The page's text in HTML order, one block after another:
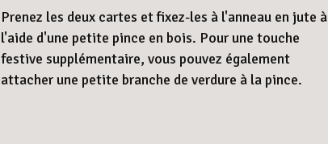
Prenez les deux cartes et fixez-les à l'anneau en jute à
l'aide d'une petite pince en bois. Pour une touche
festive supplémentaire, vous pouvez également
attacher une petite branche de verdure à la pince.